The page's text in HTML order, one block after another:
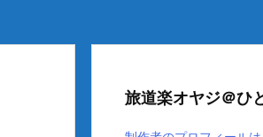
旅道楽オヤジ＠ひ